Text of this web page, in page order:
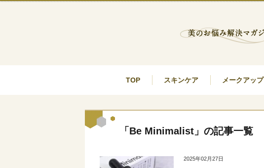
TOP スキンケア メークアップ
「Be Minimalist」の記事一覧
2025年02月27日